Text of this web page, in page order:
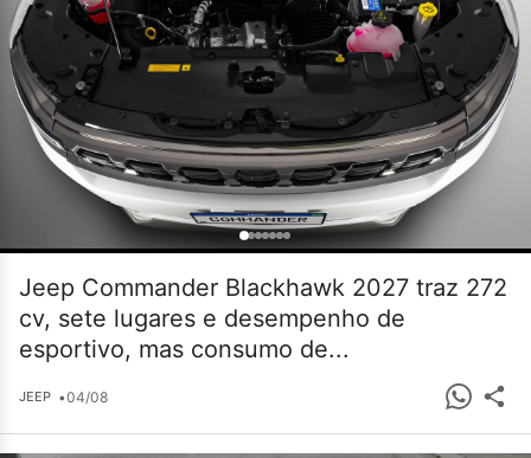
Jeep Commander Blackhawk 2027 traz 272
cv, sete lugares e desempenho de
esportivo, mas consumo de...
JEEP •04/08